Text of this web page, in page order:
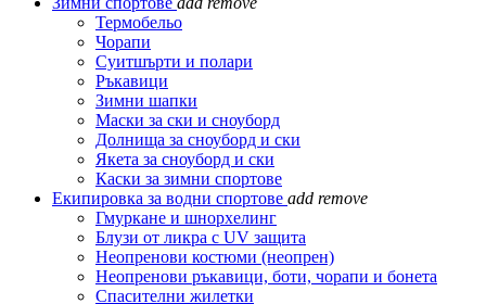
Термобельо
Чорапи
Суитшърти и полари
Ръкавици
Зимни шапки
Маски за ски и сноуборд
Долнища за сноуборд и ски
Якета за сноуборд и ски
Каски за зимни спортове
Екипировка за водни спортове add remove
Гмуркане и шнорхелинг
Блузи от ликра с UV защита
Неопренови костюми (неопрен)
Неопренови ръкавици, боти, чорапи и бонета
Спасителни жилетки